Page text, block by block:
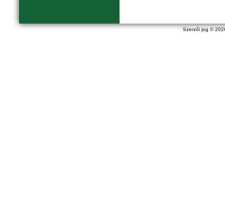
Szerzői jog ©